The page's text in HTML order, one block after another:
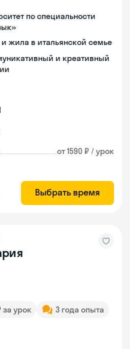
по специальности
и жила в итальянской семье
и креативный
от 1590 ₽ / урок
Выбрать время
за урок
3 года опыта